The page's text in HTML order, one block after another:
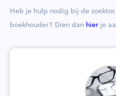
Heb je hulp nodig bij de
boekhouder? Dien dan hier je